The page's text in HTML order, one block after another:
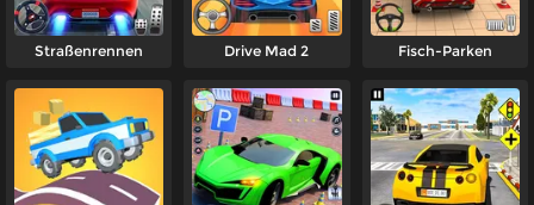
Straßenrennen Drive Mad 2 Fisch-Parken